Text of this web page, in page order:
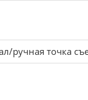
ручная точка